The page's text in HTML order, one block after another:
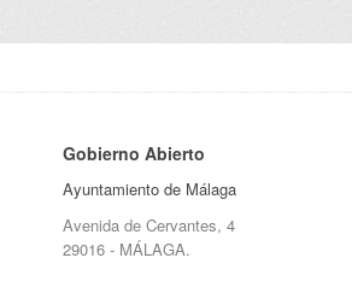
Gobierno Abierto
Ayuntamiento de Málaga
Avenida de Cervantes, 4
29016 - MÁLAGA.